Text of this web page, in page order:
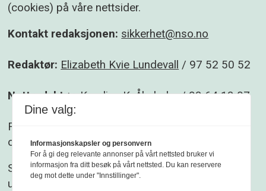
(cookies) på våre nettsider.
Kontakt redaksjonen: sikkerhet@nso.no
Redaktør: Elizabeth Kvie Lundevall / 97 52 50 52
Nettredaktør: Karoline K. Åbyholm/ 93 64 13 07
Følg gjerne Sikkerhet og beredskap på
og
Linkedin.
Sikkerhet og beredskap er et redaksjonelt
uavhengig fagblad som redigeres etter
Dine valg:
Informasjonskapsler og personvern
For å gi deg relevante annonser på vårt nettsted bruker vi
informasjon fra ditt besøk på vårt nettsted. Du kan reservere
deg mot dette under "Innstillinger".